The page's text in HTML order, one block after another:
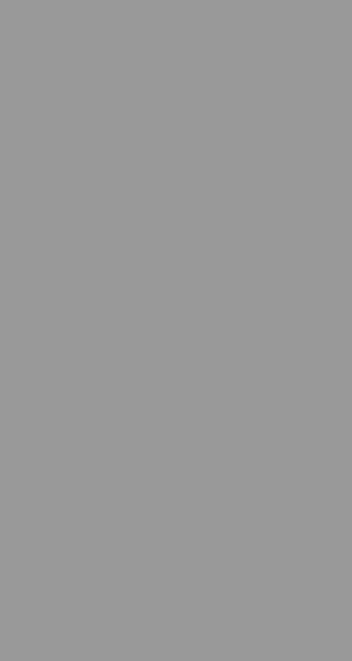
программа в области
которая имеет огромные
изучите возможности Adobe
Adobe XD с другими
научитесь создавать
сайта и приложения в Adobe